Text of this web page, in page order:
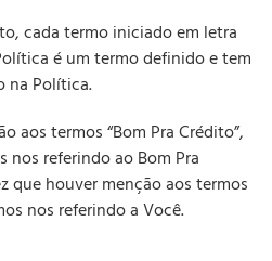
cada termo iniciado em letra
é um termo definido e tem
na Política.
aos termos “Bom Pra Crédito”,
nos referindo ao Bom Pra
que houver menção aos termos
nos referindo a Você.